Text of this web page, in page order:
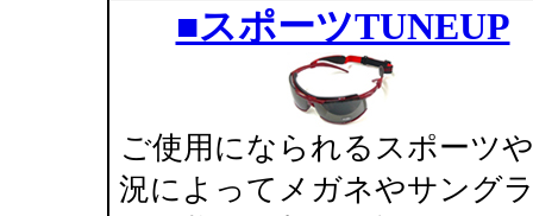
■スポーツTUNEUP
ご使用になられるスポーツ
況によってメガネやサング